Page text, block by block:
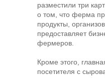
разместили три
о том, что ферма
продукты,
предоставляет
фермеров.
Кроме этого,
посетителя с